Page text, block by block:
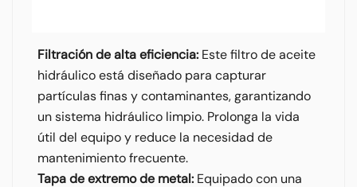
Filtración de alta eficiencia: Este filtro de aceite
hidráulico está diseñado para capturar
partículas finas y contaminantes, garantizando
un sistema hidráulico limpio. Prolonga la vida
útil del equipo y reduce la necesidad de
mantenimiento frecuente.
Tapa de extremo de metal: Equipado con una